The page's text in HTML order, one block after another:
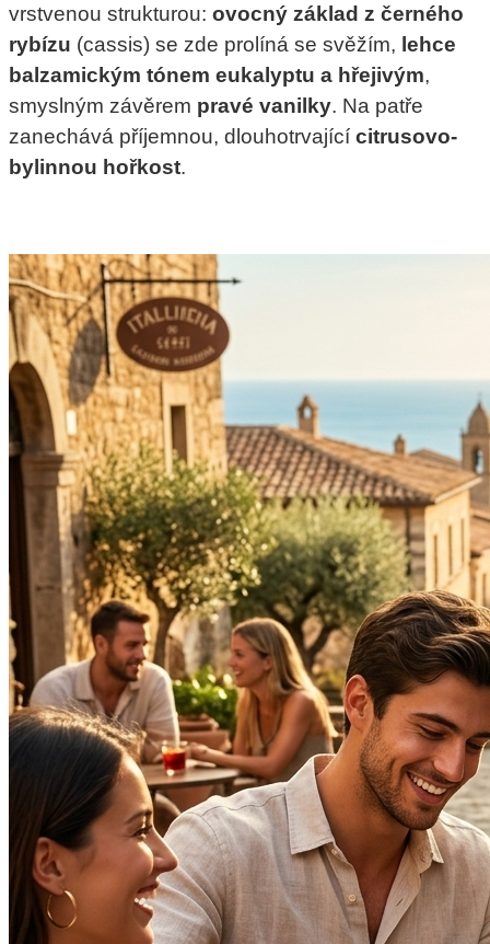
vrstvenou strukturou: ovocný základ z černého
rybízu (cassis) se zde prolíná se svěžím, lehce
balzamickým tónem eukalyptu a hřejivým,
smyslným závěrem pravé vanilky. Na patře
zanechává příjemnou, dlouhotrvající citrusovo-
bylinnou hořkost.